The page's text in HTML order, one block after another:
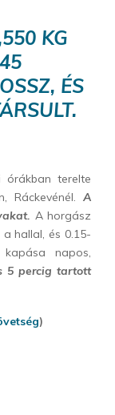
KG
ÉS
terelte
Ráckevénél. A
A horgász
hallal, és 0.15-
napos,
5 percig tartott
)